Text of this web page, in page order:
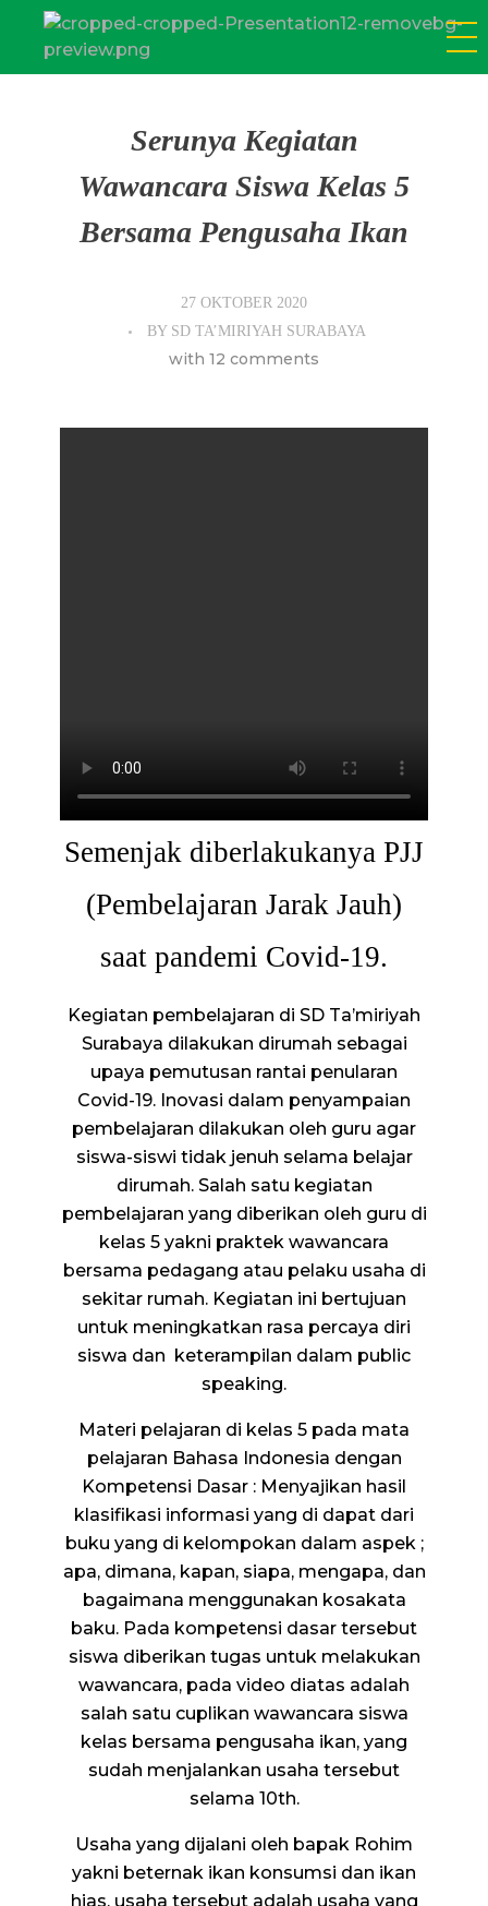
SD Tamiriyah Surabaya
Official Website
Serunya Kegiatan
Wawancara Siswa Kelas 5
Bersama Pengusaha Ikan
27 OKTOBER 2020
BY SD TA’MIRIYAH SURABAYA
with 12 comments
Semenjak diberlakukanya PJJ
(Pembelajaran Jarak Jauh)
saat pandemi Covid-19.
Kegiatan pembelajaran di SD Ta’miriyah
Surabaya dilakukan dirumah sebagai
upaya pemutusan rantai penularan
Covid-19. Inovasi dalam penyampaian
pembelajaran dilakukan oleh guru agar
siswa-siswi tidak jenuh selama belajar
dirumah. Salah satu kegiatan
pembelajaran yang diberikan oleh guru di
kelas 5 yakni praktek wawancara
bersama pedagang atau pelaku usaha di
sekitar rumah. Kegiatan ini bertujuan
untuk meningkatkan rasa percaya diri
siswa dan keterampilan dalam public
speaking.
Materi pelajaran di kelas 5 pada mata
pelajaran Bahasa Indonesia dengan
Kompetensi Dasar : Menyajikan hasil
klasifikasi informasi yang di dapat dari
buku yang di kelompokan dalam aspek ;
apa, dimana, kapan, siapa, mengapa, dan
bagaimana menggunakan kosakata
baku. Pada kompetensi dasar tersebut
siswa diberikan tugas untuk melakukan
wawancara, pada video diatas adalah
salah satu cuplikan wawancara siswa
kelas bersama pengusaha ikan, yang
sudah menjalankan usaha tersebut
selama 10th.
Usaha yang dijalani oleh bapak Rohim
yakni beternak ikan konsumsi dan ikan
hias, usaha tersebut adalah usaha yang